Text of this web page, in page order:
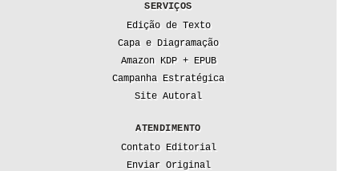
SERVIÇOS
Edição de Texto
Capa e Diagramação
Amazon KDP + EPUB
Campanha Estratégica
Site Autoral
ATENDIMENTO
Contato Editorial
Enviar Original